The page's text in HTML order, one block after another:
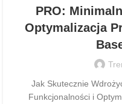
PRO:
Optymalizacja
Jak Skutecznie
Funkcjonalności i